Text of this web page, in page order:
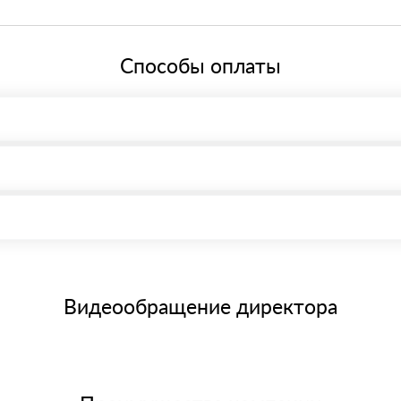
Способы оплаты
через системы электронных платежей.
банковским картам
материала после проверки качества и количества заказанного
Видеообращение директора